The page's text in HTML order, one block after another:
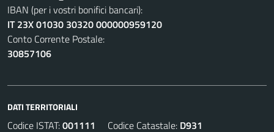
IBAN (per i vostri bonifici bancari):
IT 23X 01030 30320 000000959120
Conto Corrente Postale:
30857106
DATI TERRITORIALI
Codice ISTAT:001111 Codice Catastale: D931